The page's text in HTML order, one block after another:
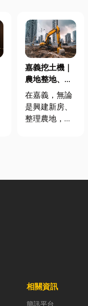
嘉義挖土機｜
農地整地、基
地開挖、土方
清運
在嘉義，無論
是興建新房、
整理農地，還
的嘉義挖土
言，從農田整
相關資訊
簡訊平台